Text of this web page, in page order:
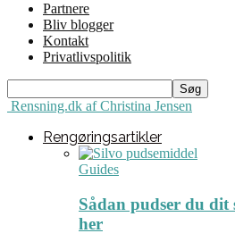
Partnere
Bliv blogger
Kontakt
Privatlivspolitik
Rensning.dk af Christina Jensen
Rengøringsartikler
Guides
Sådan pudser du
her